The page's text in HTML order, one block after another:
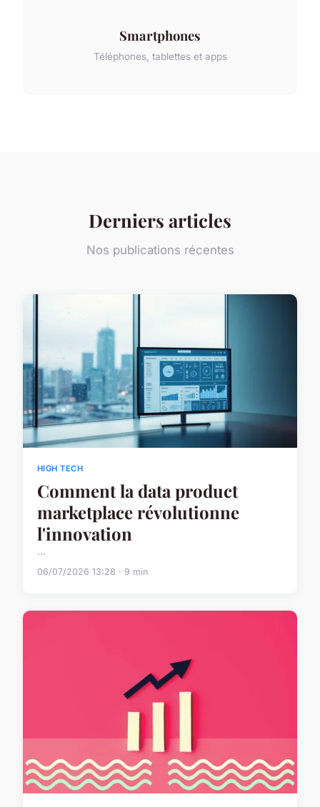
Smartphones
Téléphones, tablettes et apps
Derniers articles
Nos publications récentes
HIGH TECH
Comment la data product
marketplace révolutionne
l'innovation
...
06/07/2026 13:28 · 9 min